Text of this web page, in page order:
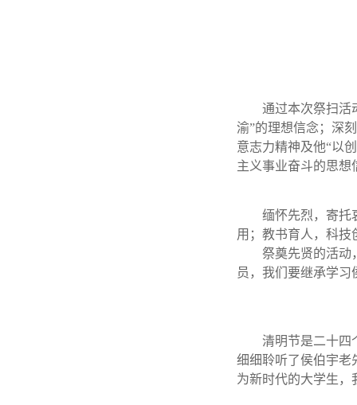
通过本次祭扫活
渝”的理想信念；深
意志力精神及他“以
主义事业奋斗的思想
缅怀先烈，寄托
用；教书育人，科技
祭奠先贤的活动
员，我们要继承学
清明节是二十四
细细聆听了侯伯宇老
为新时代的大学生，